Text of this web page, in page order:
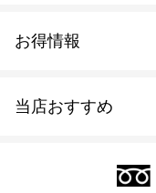
当店おすすめ
式部の香りシリーズ
お得情報
会員規約について